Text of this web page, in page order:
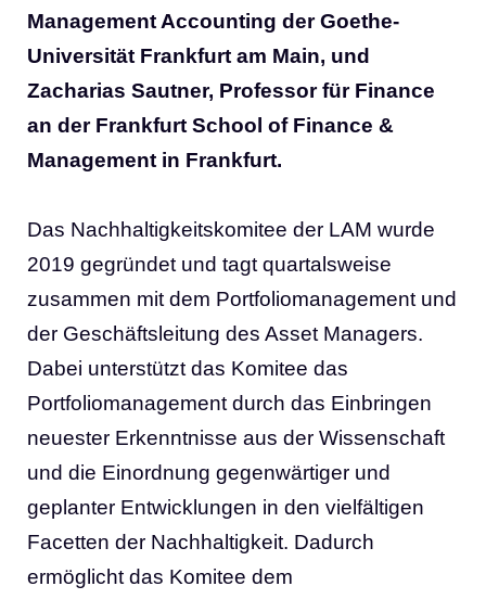
Management Accounting der Goethe-
Universität Frankfurt am Main, und
Zacharias Sautner, Professor für Finance
an der Frankfurt School of Finance &
Management in Frankfurt.
Das Nachhaltigkeitskomitee der LAM wurde
2019 gegründet und tagt quartalsweise
zusammen mit dem Portfoliomanagement und
der Geschäftsleitung des Asset Managers.
Dabei unterstützt das Komitee das
Portfoliomanagement durch das Einbringen
neuester Erkenntnisse aus der Wissenschaft
und die Einordnung gegenwärtiger und
geplanter Entwicklungen in den vielfältigen
Facetten der Nachhaltigkeit. Dadurch
ermöglicht das Komitee dem